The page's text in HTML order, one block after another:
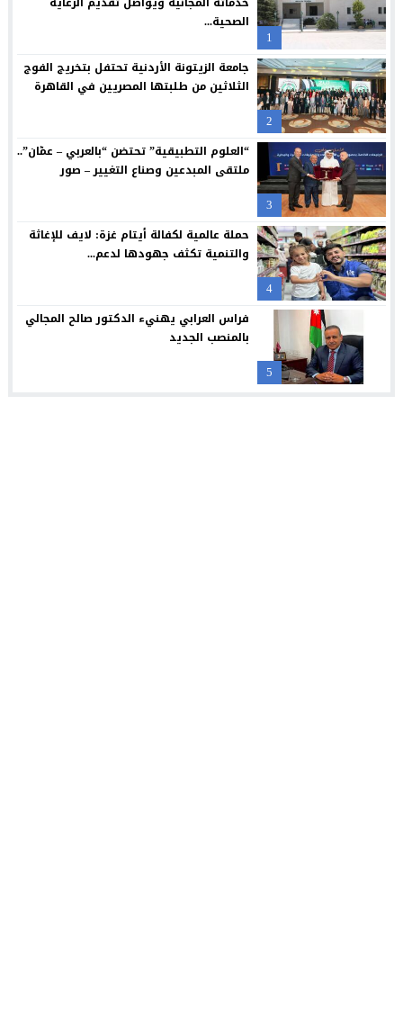
12:24 شراكة بين “طلبات الأردن” ومؤسسة تضامن لتسهيل التبرعات
سامسونج تعيد تصميم الشاشة بما يتوافق مع الطريقة التي
12:18 البنك الأردني الكويتي يوقع اتفاقية تعاون مع الشركة الأردنية
12:13 مجابهة الاحتيال الإلكتروني مسؤولية مشتركة
12:10 بنك صفوة الإسلامي يجدد شراكته مع تكية أم علي ويواصل دعمه
1
الصحية...
2
جامعة الزيتونة الأردنية تحتفل بتخريج الفوج
الثلاثين من طلبتها المصريين في القاهرة
3
“العلوم التطبيقية” تحتضن “بالعربي – عمّان”..
ملتقى المبدعين وصناع التغيير – صور
4
حملة عالمية لكفالة أيتام غزة: لايف للإغاثة
والتنمية تكثف جهودها لدعم...
5
فراس العرابي يهنيء الدكتور صالح المجالي
بالمنصب الجديد